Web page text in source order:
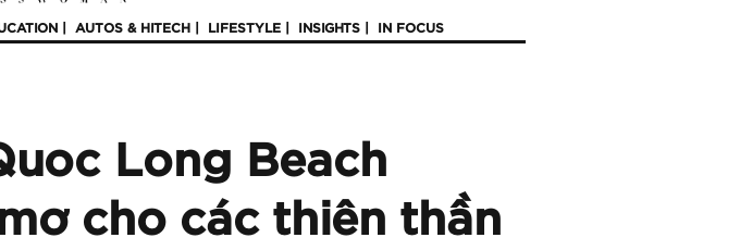
AUTOS & HITECH LIFESTYLE INSIGHTS IN FOCUS
Long Beach
cho các thiên thần